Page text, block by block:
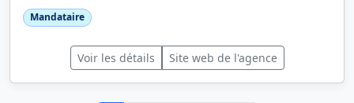
Mandataire
Voir les détails Site web de l'agence